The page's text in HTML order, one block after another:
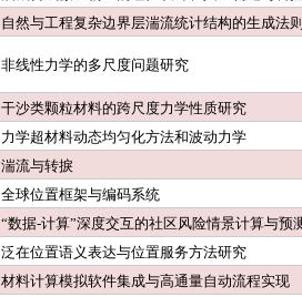
自然与工程复杂边界层湍流统计结构的生成法则
非线性力学的多尺度问题研究
干沙类颗粒材料的跨尺度力学性质研究
力学超材料动态均匀化方法和波动力学
湍流与转捩
全球位置框架与编码系统
“数据-计算”深度交互的社区风险情景计算与预
泛在位置语义表达与位置服务方法研究
材料计算模拟软件集成与高通量自动流程实现